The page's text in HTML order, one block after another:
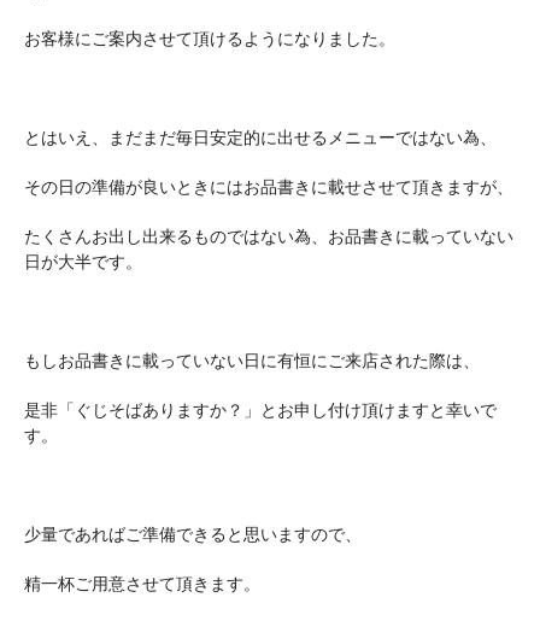
お客様にご案内させて頂けるようになりました。
とはいえ、まだまだ毎日安定的に出せるメニューではない為、
その日の準備が良いときにはお品書きに載せさせて頂きますが、
たくさんお出し出来るものではない為、お品書きに載っていない
日が大半です。
もしお品書きに載っていない日に有恒にご来店された際は、
是非「ぐじそばありますか？」とお申し付け頂けますと幸いで
す。
少量であればご準備できると思いますので、
精一杯ご用意させて頂きます。